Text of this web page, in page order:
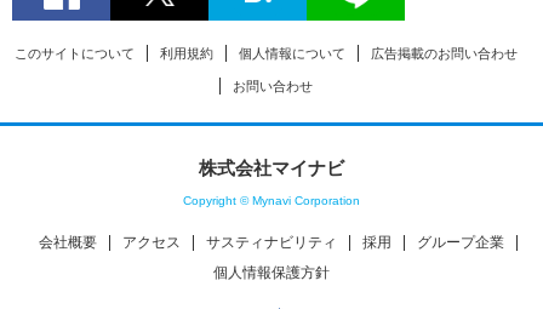
このサイトについて 利用規約 個人情報について 広告掲載のお問い合わせ
お問い合わせ
株式会社マイナビ
Copyright © Mynavi Corporation
会社概要 アクセス サスティナビリティ 採用
グループ企業
個人情報保護方針